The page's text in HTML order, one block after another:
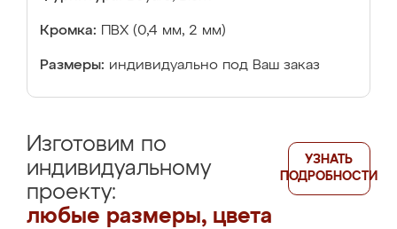
Кромка: ПВХ (0,4 мм, 2 мм)
Размеры: индивидуально под Ваш заказ
Изготовим по
индивидуальному
проекту:
любые размеры, цвета
УЗНАТЬ
ПОДРОБНОСТИ